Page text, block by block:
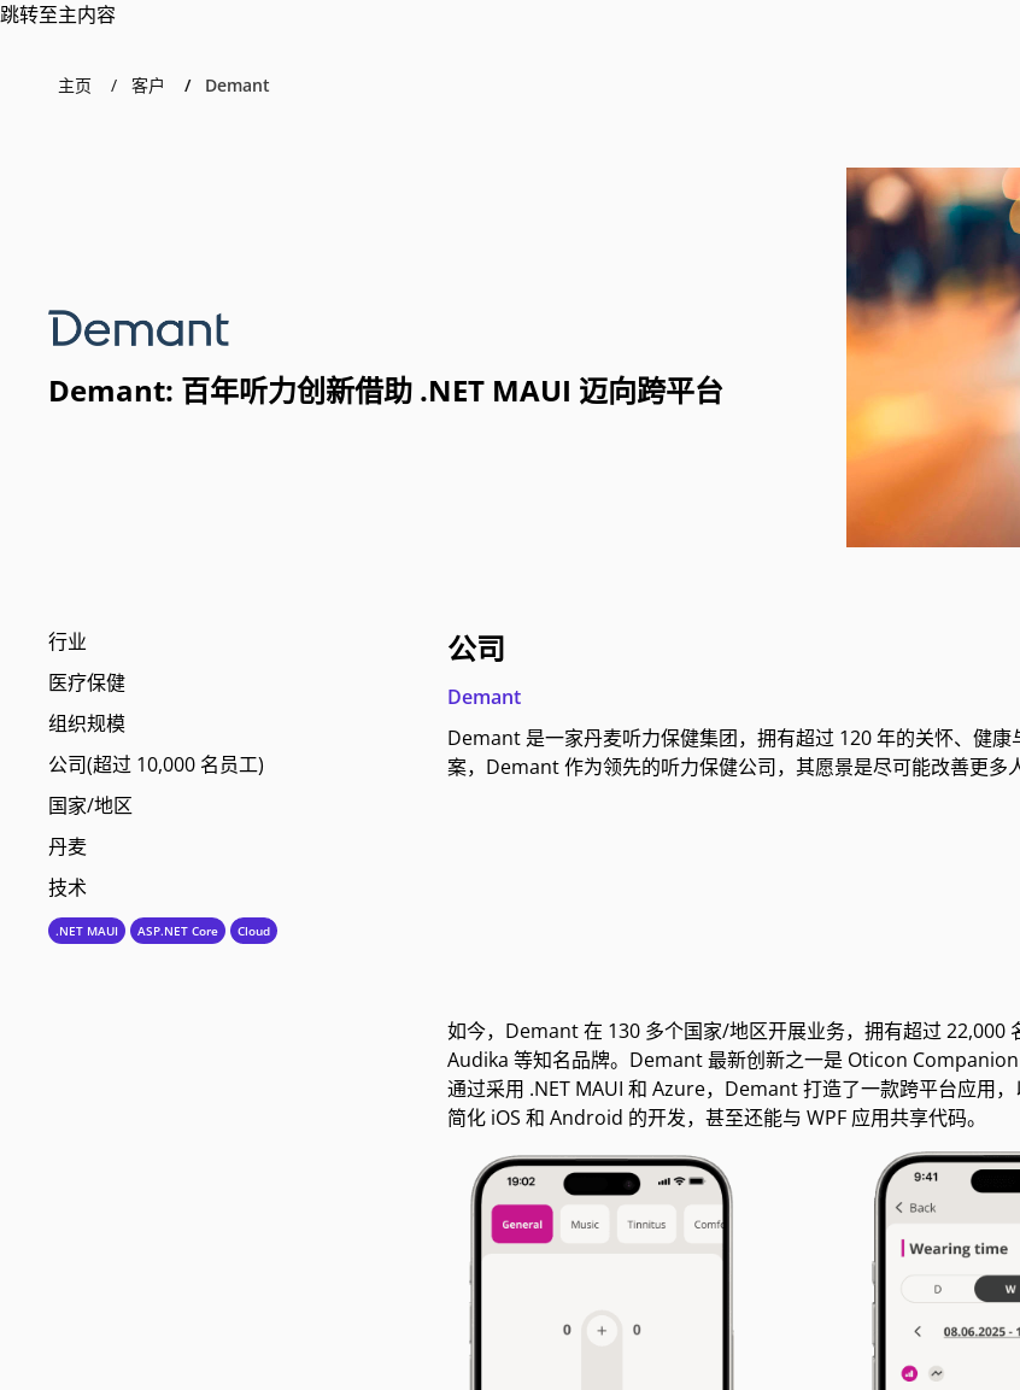
跳转至主内容
主页 客户 Demant
Demant: 百年听力创新借助 .NET MAUI 迈向跨平台
行业
医疗保健
组织规模
公司(超过 10,000 名员工)
国家/地区
丹麦
技术
.NET MAUI ASP.NET Core Cloud
公司
Demant
Demant 是一家丹麦听力保健集团，拥有超过 120 年的关怀、健
案，Demant 作为领先的听力保健公司，其愿景是尽可能改善更多
如今，Demant 在 130 多个国家/地区开展业务，拥有超过
Audika 等知名品牌。Demant 最新创新之一是 Oticon
通过采用 .NET MAUI 和 Azure，Demant 打造了一款跨平台应用
简化 iOS 和 Android 的开发，甚至还能与 WPF 应用共享代码。